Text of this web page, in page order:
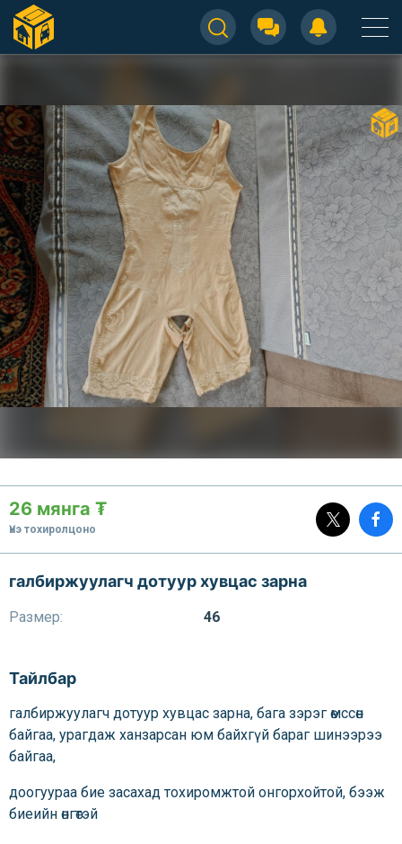
26 мянга ₮
Үнэ тохиролцоно
галбиржуулагч дотуур хувцас зарна
Размер: 46
Тайлбар
галбиржуулагч дотуур хувцас зарна, бага зэрэг өмссөн
байгаа, урагдаж ханзарсан юм байхгүй бараг шинээрээ
байгаа,
доогуураа бие засахад тохиромжтой онгорхойтой, бээж
биеийн өнгөтэй